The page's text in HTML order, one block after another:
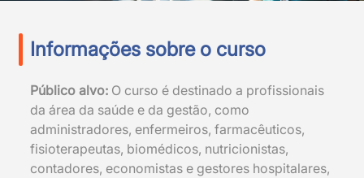
Informações sobre o curso
Público alvo: O curso é destinado a profissionais
da área da saúde e da gestão, como
administradores, enfermeiros, farmacêuticos,
fisioterapeutas, biomédicos, nutricionistas,
contadores, economistas e gestores hospitalares,